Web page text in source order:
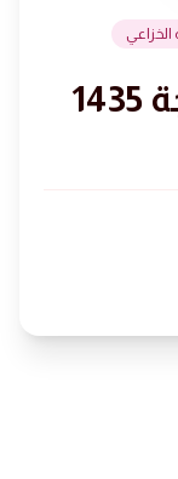
مجلس ليلة 8 ذو الحجة 1435